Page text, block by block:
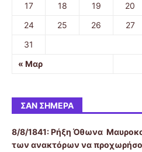
« Μαρ
17
18 19 20
24
25 26 27
31
ΣΑΝ ΣΉΜΕΡΑ
8/8/1841:Ρήξη Όθωνα 
των ανακτόρων να